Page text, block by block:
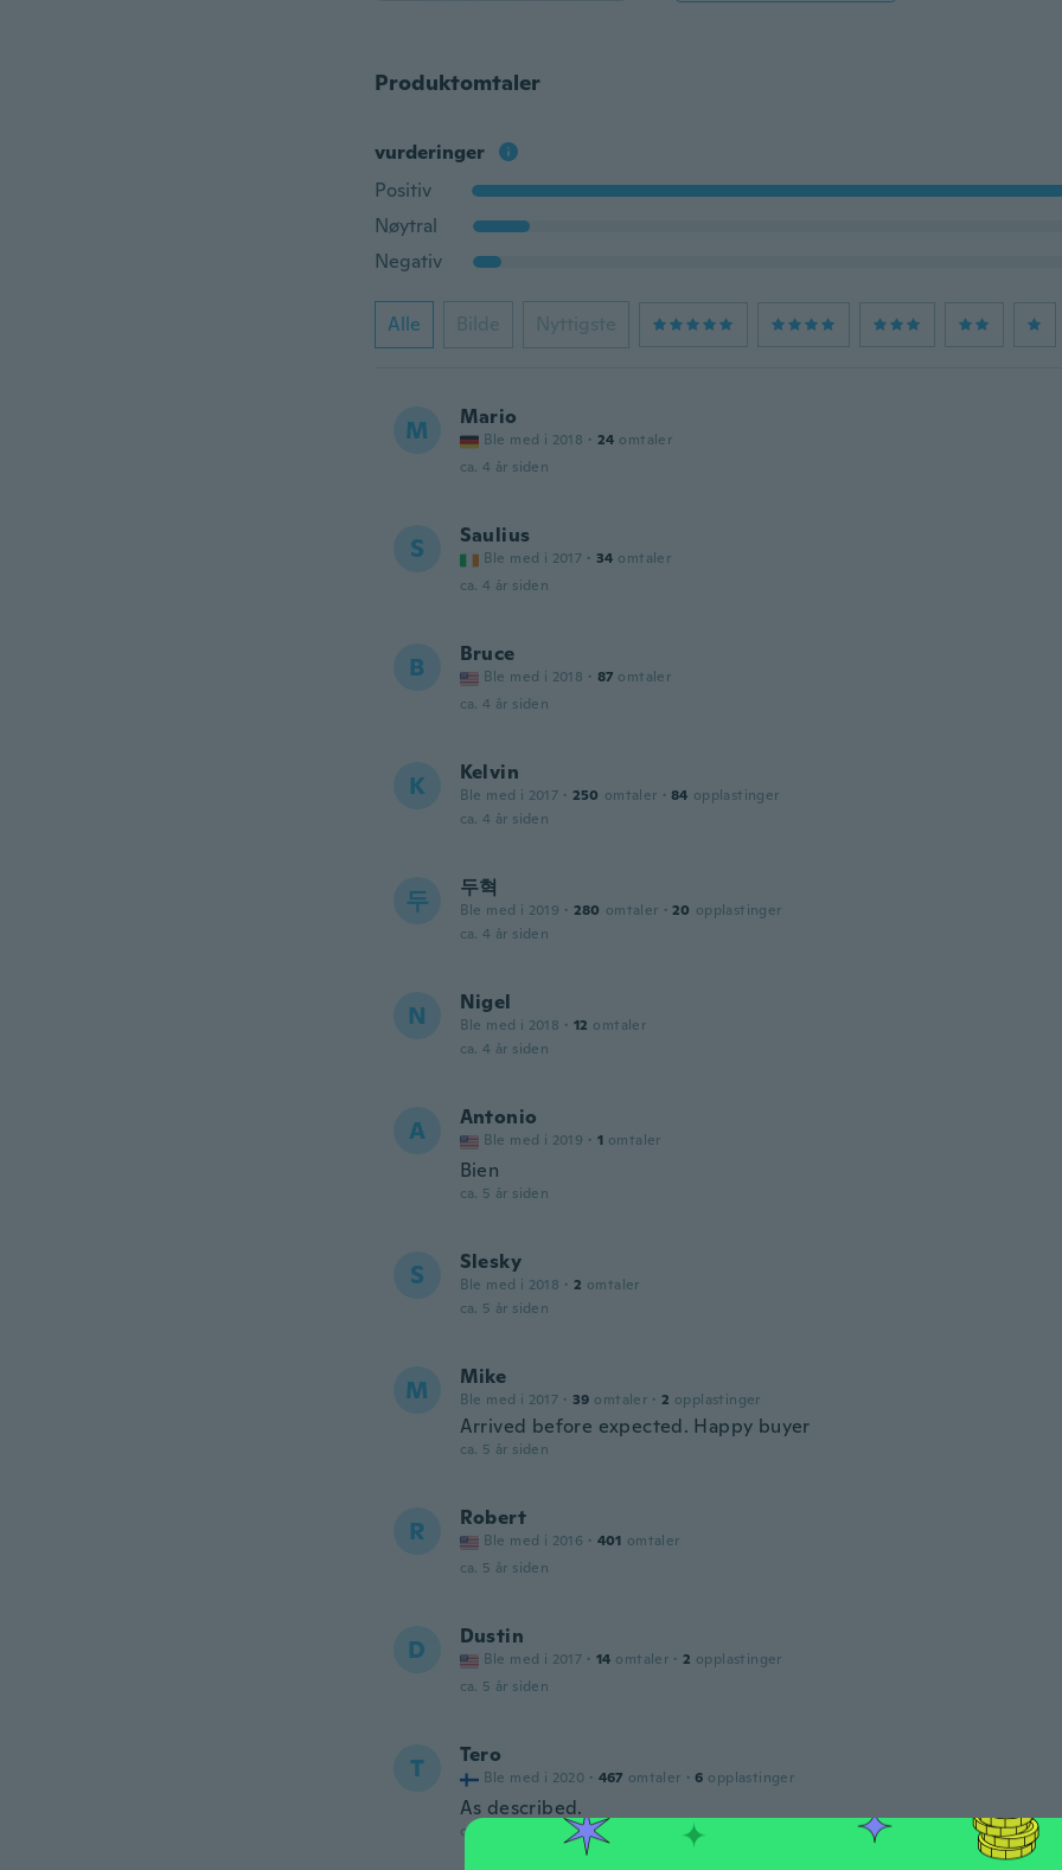
Produktomtaler
vurderinger
Positiv
Nøytral
Negativ
Alle Bilde Nyttigste
M Mario
Ble med i 2018 · 24 omtaler
ca. 4 år siden
S Saulius
Ble med i 2017 · 34 omtaler
ca. 4 år siden
B Bruce
Ble med i 2018 · 87 omtaler
ca. 4 år siden
K Kelvin
Ble med i 2017 · 250 omtaler · 84 opplastinger
ca. 4 år siden
두 두혁
Ble med i 2019 · 280 omtaler · 20 opplastinger
ca. 4 år siden
N Nigel
Ble med i 2018 · 12 omtaler
ca. 4 år siden
A Antonio
Ble med i 2019 · 1 omtaler
Bien
ca. 5 år siden
S Slesky
Ble med i 2018 · 2 omtaler
ca. 5 år siden
M Mike
Ble med i 2017 · 39 omtaler · 2 opplastinger
Arrived before expected. Happy buyer
ca. 5 år siden
R Robert
Ble med i 2016 · 401 omtaler
ca. 5 år siden
D Dustin
Ble med i 2017 · 14 omtaler · 2 opplastinger
ca. 5 år siden
T Tero
Ble med i 2020 · 467 omtaler · 6 opplastinger
As described.
ca. 5 år siden